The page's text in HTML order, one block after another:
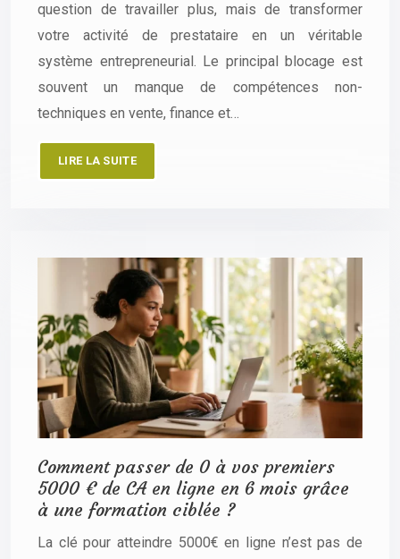
question de travailler plus, mais de transformer
votre activité de prestataire en un véritable
système entrepreneurial. Le principal blocage est
souvent un manque de compétences non-
techniques en vente, finance et…
LIRE LA SUITE
Comment passer de 0 à vos premiers
5000 € de CA en ligne en 6 mois grâce
à une formation ciblée ?
La clé pour atteindre 5000€ en ligne n’est pas de